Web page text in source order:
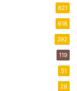
621
618
392
119
51
28